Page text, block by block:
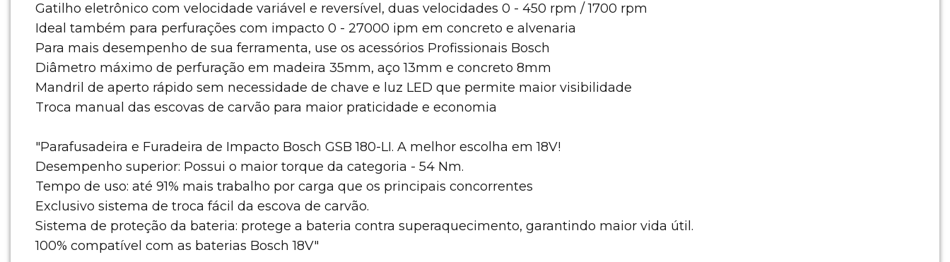
Gatilho eletrônico com velocidade variável e reversível, duas velocidades 0 - 450 rpm / 1700 rpm
Ideal também para perfurações com impacto 0 - 27000 ipm em concreto e alvenaria
Para mais desempenho de sua ferramenta, use os acessórios Profissionais Bosch
Diâmetro máximo de perfuração em madeira 35mm, aço 13mm e concreto 8mm
Mandril de aperto rápido sem necessidade de chave e luz LED que permite maior visibilidade
Troca manual das escovas de carvão para maior praticidade e economia
"Parafusadeira e Furadeira de Impacto Bosch GSB 180-LI. A melhor escolha em 18V!
Desempenho superior: Possui o maior torque da categoria - 54 Nm.
Tempo de uso: até 91% mais trabalho por carga que os principais concorrentes
Exclusivo sistema de troca fácil da escova de carvão.
Sistema de proteção da bateria: protege a bateria contra superaquecimento, garantindo maior vida útil.
100% compatível com as baterias Bosch 18V"